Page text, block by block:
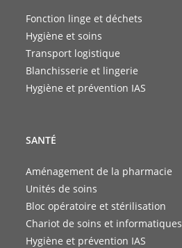
Fonction linge et déchets
Hygiène et soins
Transport logistique
Blanchisserie et lingerie
Hygiène et prévention IAS
SANTÉ
Aménagement de la pharmacie
Unités de soins
Bloc opératoire et stérilisation
Chariot de soins et informatiques
Hygiène et prévention IAS